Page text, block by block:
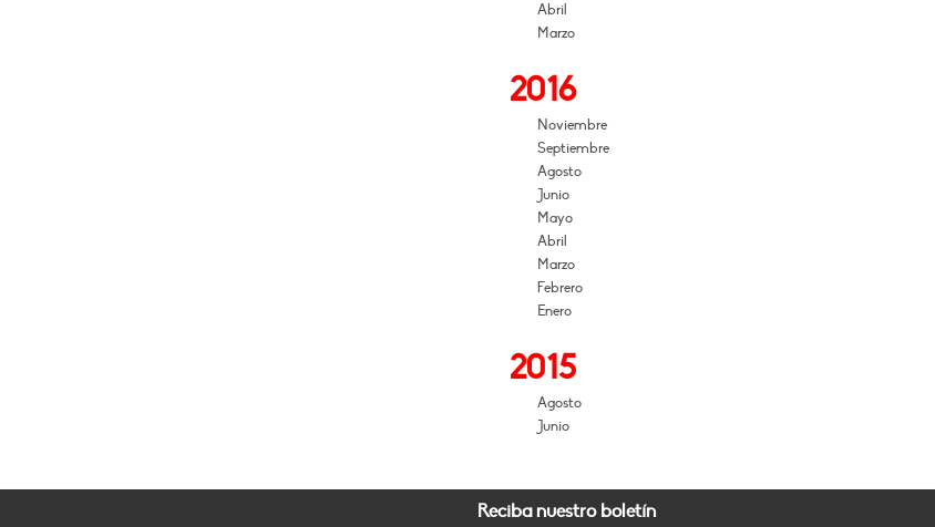
Abril
Marzo
2016
Noviembre
Septiembre
Agosto
Junio
Mayo
Abril
Marzo
Febrero
Enero
2015
Agosto
Junio
Reciba nuestro boletín